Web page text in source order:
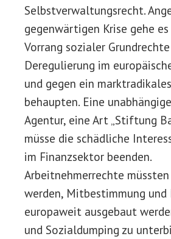
Selbstverwaltungsrecht.
gegenwärtigen Krise gehe
Vorrang sozialer
Deregulierung im
und gegen ein
behaupten. Eine
Agentur, eine Art „Stiftung
müsse die schädliche
im Finanzsektor beenden.
Arbeitnehmerrechte
werden, Mitbestimmung
europaweit ausgebaut
und Sozialdumping zu